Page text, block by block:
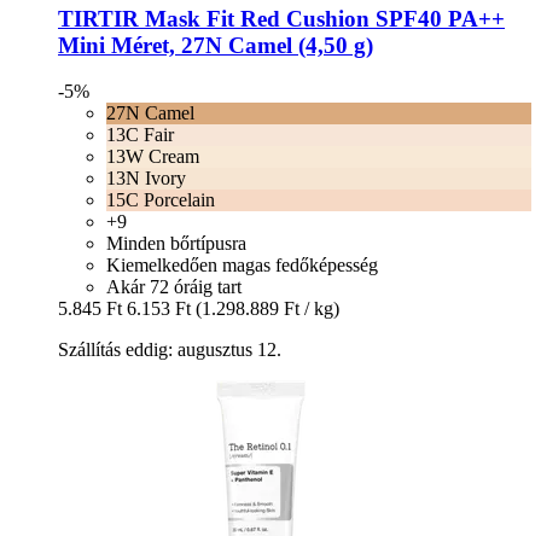
TIRTIR Mask Fit Red Cushion SPF40 PA++
Mini Méret, 27N Camel (4,50 g)
-5%
27N Camel
13C Fair
13W Cream
13N Ivory
15C Porcelain
+9
Minden bőrtípusra
Kiemelkedően magas fedőképesség
Akár 72 óráig tart
5.845 Ft 6.153 Ft (1.298.889 Ft / kg)
Szállítás eddig: augusztus 12.